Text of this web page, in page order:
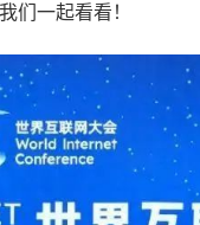
们一起看看！